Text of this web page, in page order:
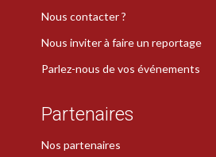
Nous contacter ?
Nous inviter à faire un reportage
Parlez-nous de vos événements
Partenaires
Nos partenaires